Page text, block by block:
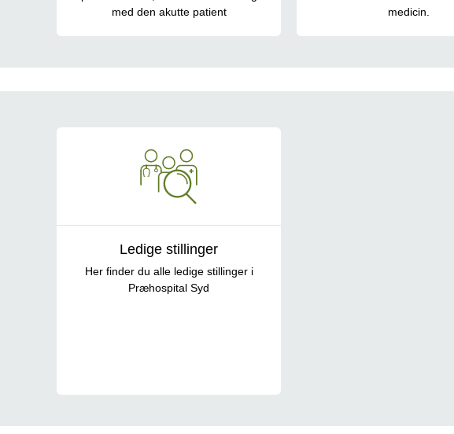
med den akutte patient
medicin.
Ledige stillinger
Her finder du alle ledige stillinger i
Præhospital Syd